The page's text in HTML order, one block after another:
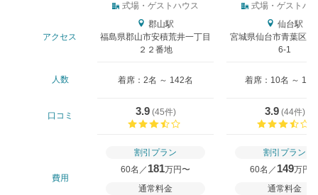
式場・ゲストハウス 式場・ゲストハ
アクセス
郡山駅
福島県郡山市安積荒井一丁目
２２番地
仙台駅
宮城県仙台市青葉区一
6-1
人数 着席：2名 ～ 142名 着席：10名 ～ 130
口コミ 3.9(45件)
3.9(44件)
費用
割引プラン
60名／ 181万円〜
通常料金
割引プラン
60名／ 149万円
通常料金